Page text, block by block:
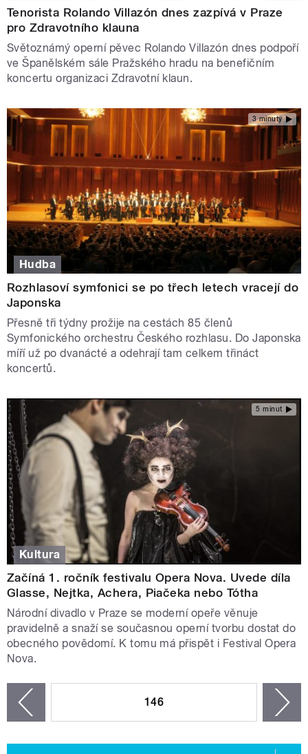
Tenorista Rolando Villazón dnes zazpívá v Praze
pro Zdravotního klauna
Světoznámý operní pěvec Rolando Villazón dnes podpoří
ve Španělském sále Pražského hradu na benefičním
koncertu organizaci Zdravotní klaun.
3 minuty
Hudba
Rozhlasoví symfonici se po třech letech vracejí do
Japonska
Přesně tři týdny prožije na cestách 85 členů
Symfonického orchestru Českého rozhlasu. Do Japonska
míří už po dvanácté a odehrají tam celkem třináct
koncertů.
5 minut
Kultura
Začíná 1. ročník festivalu Opera Nova. Uvede díla
Glasse, Nejtka, Achera, Piačeka nebo Tótha
Národní divadlo v Praze se moderní opeře věnuje
pravidelně a snaží se současnou operní tvorbu dostat do
obecného povědomí. K tomu má přispět i Festival Opera
Nova.
146